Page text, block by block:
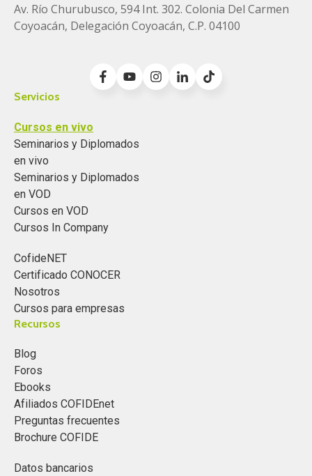
Av. Río Churubusco, 594 Int. 302. Colonia Del Carmen
Coyoacán, Delegación Coyoacán, C.P. 04100
Servicios
Cursos en vivo
Seminarios y Diplomados
en vivo
Seminarios y Diplomados
en VOD
Cursos en VOD
Cursos In Company
CofideNET
Certificado CONOCER
Nosotros
Cursos para empresas
Recursos
Blog
Foros
Ebooks
Afiliados COFIDEnet
Preguntas frecuentes
Brochure COFIDE
Datos bancarios